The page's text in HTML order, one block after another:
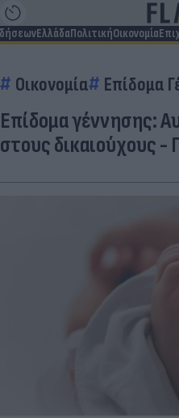
ΕλλάδαΠολιτικήΟικονομία
Οικονομία Επίδομα
Επίδομα γέννησης:
στους δικαιούχους -